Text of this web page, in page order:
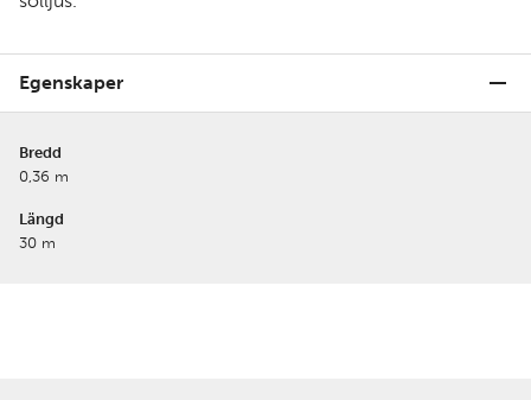
Egenskaper
Bredd
0,36 m
Längd
30 m